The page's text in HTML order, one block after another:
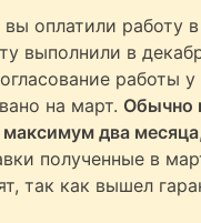
оплатили работу
выполнили в
работы у
на март. Обычно
максимум два месяца
полученные в
так как вышел